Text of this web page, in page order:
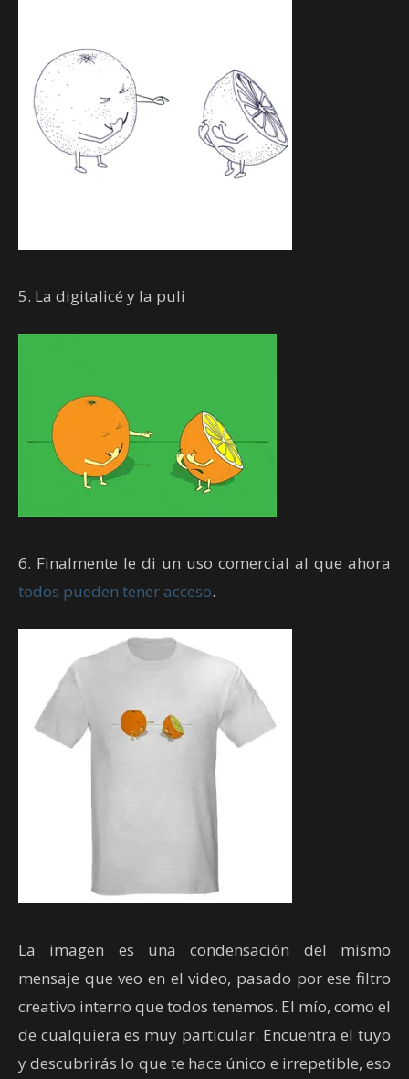
5. La digitalicé y la puli
6. Finalmente le di un uso comercial al que ahora
todos pueden tener acceso.
La imagen es una condensación del mismo
mensaje que veo en el video, pasado por ese filtro
creativo interno que todos tenemos. El mío, como el
de cualquiera es muy particular. Encuentra el tuyo
y descubrirás lo que te hace único e irrepetible, eso